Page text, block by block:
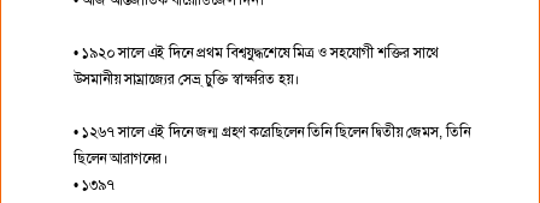
• ১৯২০ সালে এই দিনে প্রথম বিশ্বযুদ্ধশেষে মিত্র ও সহযোগী শক্তির সাথে
উসমানীয় সাম্রাজ্যের সেভ্র্ চুক্তি স্বাক্ষরিত হয়।
• ১২৬৭ সালে এই দিনে জন্ম গ্রহণ করেছিলেন তিনি ছিলেন দ্বিতীয় জেমস, তিনি
ছিলেন আরাগনের।
• ১৩৯৭